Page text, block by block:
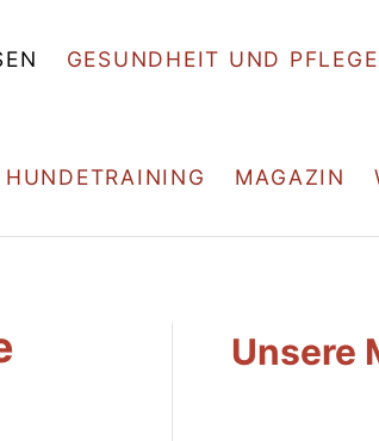
GESUNDHEIT UND PFLEGE
HUNDETRAINING MAGAZIN
Unsere